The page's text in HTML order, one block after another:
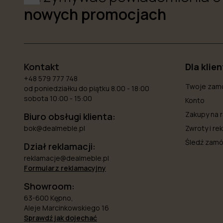
nowych promocjach
Kontakt
+48 579 777 748
od poniedziałku do piątku 8.00 - 18:00
sobota 10:00 - 15:00
Biuro obsługi klienta:
bok@dealmeble.pl
Dział reklamacji:
reklamacje@dealmeble.pl
Formularz reklamacyjny
Showroom:
63-600 Kępno,
Aleje Marcinkowskiego 16
Sprawdź jak dojechać
Dla
Twoje
Konto
Zakupy na
Zwroty i
Śledź